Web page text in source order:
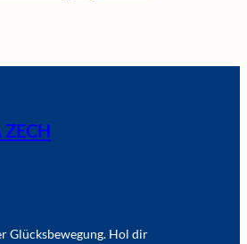
Glücksbewegung. Hol dir